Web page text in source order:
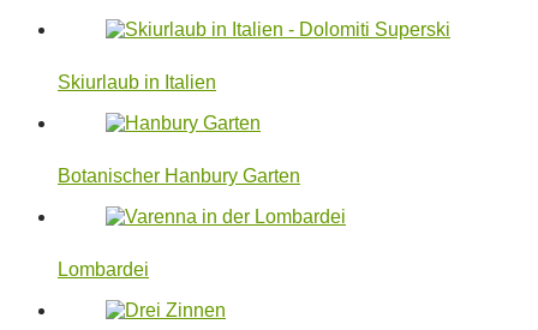
Skiurlaub in Italien
Botanischer Hanbury Garten
Lombardei